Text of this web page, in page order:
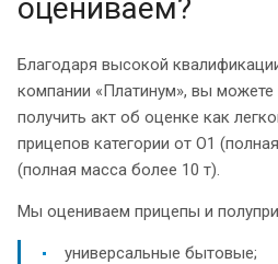
оцениваем?
Благодаря высокой
компании «Платинум», вы можете
получить акт об оценке как
прицепов категории от О1
(полная масса более 10 т).
Мы оцениваем прицепы и
универсальные бытовые;